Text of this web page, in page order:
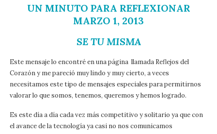
UN MINUTO PARA REFLEXIONAR
MARZO 1, 2013
SE TU MISMA
Este mensaje lo encontré en una página llamada Reflejos del
Corazón y me pareció muy lindo y muy cierto, a veces
necesitamos este tipo de mensajes especiales para permitirnos
valorar lo que somos, tenemos, queremos y hemos logrado.
Es este día a día cada vez más competitivo y solitario ya que con
el avance de la tecnología ya casi no nos comunicamos